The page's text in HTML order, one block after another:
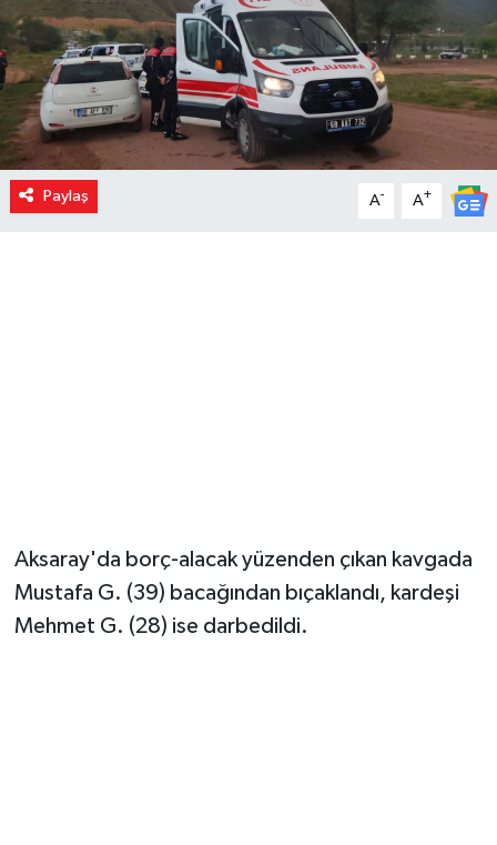
Paylaş A- A+
Aksaray'da borç-alacak yüzenden çıkan kavgada
Mustafa G. (39) bacağından bıçaklandı, kardeşi
Mehmet G. (28) ise darbedildi.